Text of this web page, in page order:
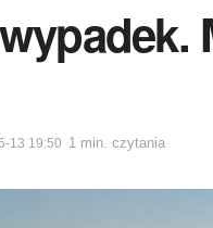
13 19:50 1 min. czytania